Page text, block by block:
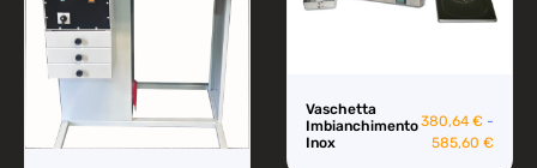
Vaschetta
Imbianchimento
Inox
380,64€
585,60 €
Tronchese tipo
250 130mm.
10,30 €